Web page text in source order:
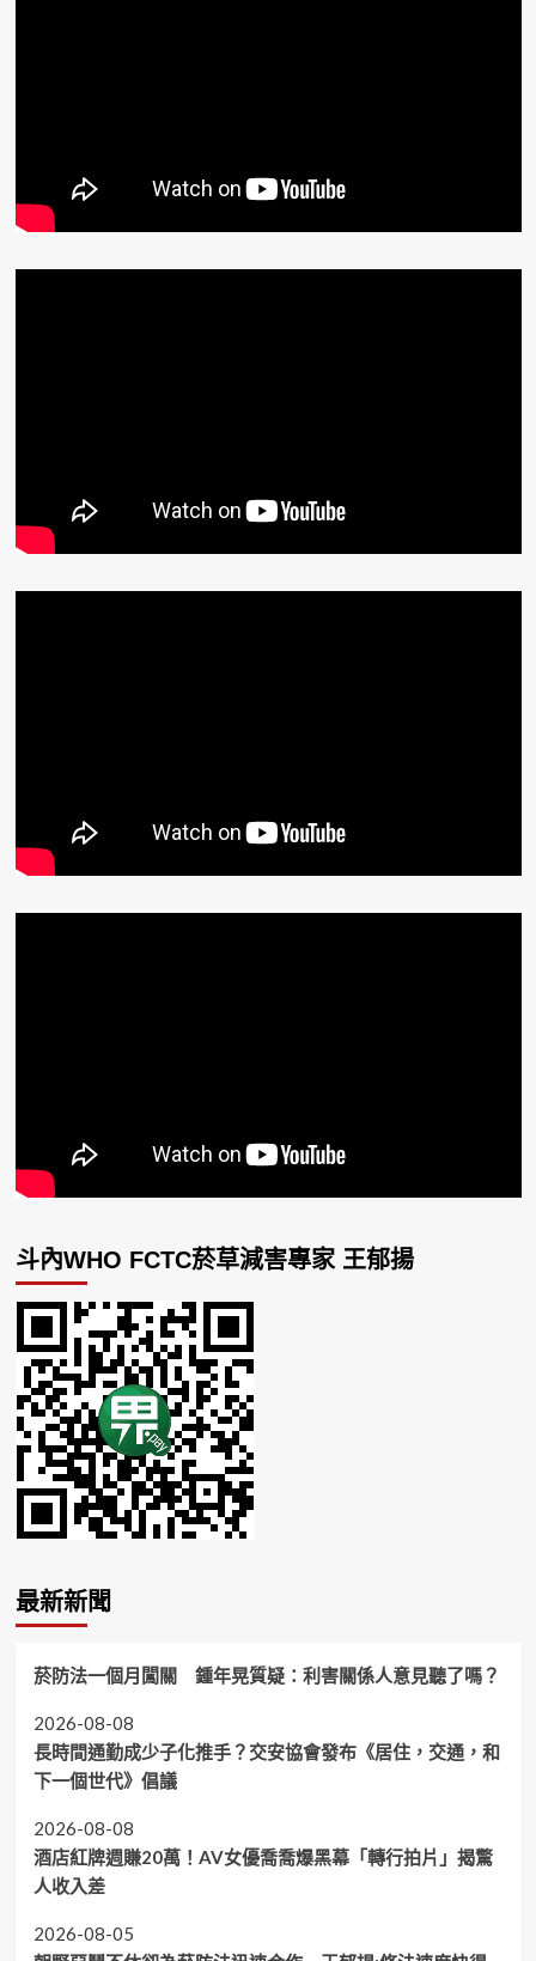
斗內WHO FCTC菸草減害專家 王郁揚
最新新聞
菸防法一個月闖關 鍾年晃質疑：利害關係人意見聽了嗎？
2026-08-08
長時間通勤成少子化推手？交安協會發布《居住，交通，和
下一個世代》倡議
2026-08-08
酒店紅牌週賺20萬！AV女優喬喬爆黑幕「轉行拍片」揭驚
人收入差
2026-08-05